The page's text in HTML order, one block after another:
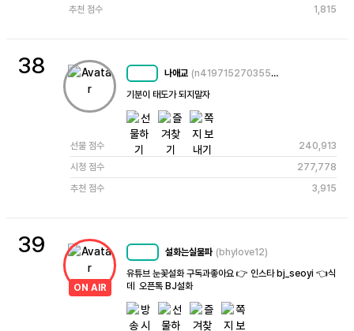
추천 점수
1,815
38 나애교 (n4197152703557251224)
기분이 태도가 되지말자
선물 점수
240,913
시청 점수
277,778
추천 점수
3,915
39
ON AIR
설화는실물파 (bhylove12)
유튜브 눈꽃설화 구독과좋아요 👉 인스타 bj_seoyi 👈식
데  오픈톡 BJ설화